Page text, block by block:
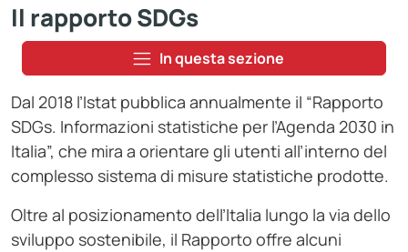
Il rapporto SDGs
In questa sezione
Dal 2018 l’Istat pubblica annualmente il “Rapporto
SDGs. Informazioni statistiche per l’Agenda 2030 in
Italia”, che mira a orientare gli utenti all’interno del
complesso sistema di misure statistiche prodotte.
Oltre al posizionamento dell’Italia lungo la via dello
sviluppo sostenibile, il Rapporto offre alcuni